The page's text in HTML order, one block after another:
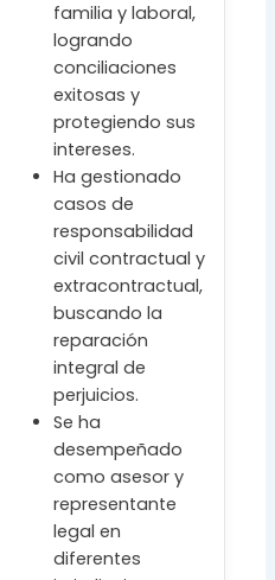
familia y laboral,
logrando
conciliaciones
exitosas y
protegiendo sus
intereses.
Ha gestionado
casos de
responsabilidad
civil contractual y
extracontractual,
buscando la
reparación
integral de
perjuicios.
Se ha
desempeñado
como asesor y
representante
legal en
diferentes